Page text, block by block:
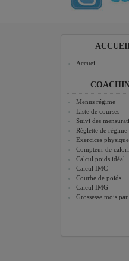
Accueil
Menus régime
Liste de courses
Suivi des
Réglette de régime
Exercices
Compteur de
Calcul poids idéal
Calcul IMC
Courbe de poids
Calcul IMG
Grossesse mois